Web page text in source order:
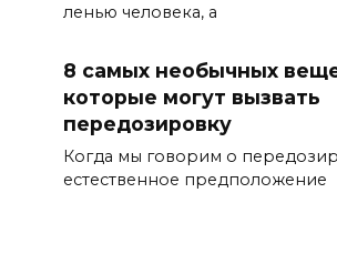
ленью человека, а
8 самых необычных
которые могут вызвать
передозировку
Когда мы говорим о
естественное предположение